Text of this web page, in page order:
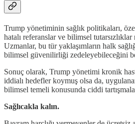
Trump yönetiminin sağlık politikaları,
hatalı referanslar ve bilimsel
Uzmanlar, bu tür yaklaşımların halk
bilimsel güvenilirliği zedeleyebileceğini
Sonuç olarak, Trump yönetimi kronik
iddialı hedefler koymuş olsa da,
bilimsel temeli konusunda ciddi
Sağlıcakla kalın.